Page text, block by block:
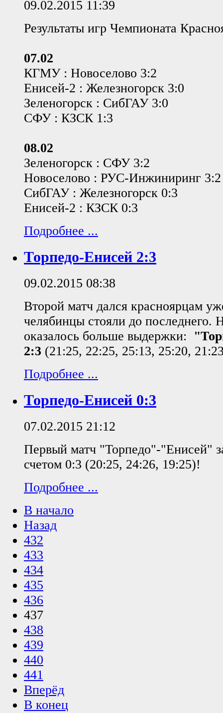
09.02.2015 11:39
Результаты игр Чемпионата
07.02
КГМУ : Новоселово 3:2
Енисей-2 : Железногорск 3:0
Зеленогорск : СибГАУ 3:0
СФУ : КЗСК 1:3
08.02
Зеленогорск : СФУ 3:2
Новоселово : РУС-Инжиниринг 3:2
СибГАУ : Железногорск 0:3
Енисей-2 : КЗСК 0:3
Подробнее ...
Торпедо-Енисей 2:3
09.02.2015 08:38
Второй матч дался красноярцам
челябинцы стояли до последнего.
оказалось больше выдержки:
2:3 (21:25, 22:25, 25:13, 25:20,
Подробнее ...
Торпедо-Енисей 0:3
07.02.2015 21:12
Первый матч "Торпедо"-"Енисей"
счетом 0:3 (20:25, 24:26, 19:25)!
Подробнее ...
В начало
Назад
432
433
434
435
436
437
438
439
440
441
Вперёд
В конец